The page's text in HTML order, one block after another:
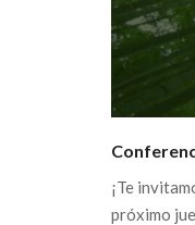
¡Te
próximo